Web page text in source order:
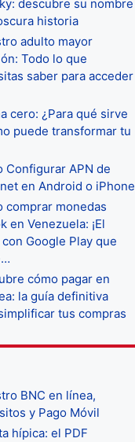
descubre su nombre
historia
adulto mayor
Todo lo que
saber para acceder
cero: ¿Para qué sirve
puede transformar tu
Configurar APN de
en Android o iPhone
comprar monedas
en Venezuela: ¡El
Google Play que
cómo pagar en
la guía definitiva
tus compras
BNC en línea,
y Pago Móvil
hípica: el PDF